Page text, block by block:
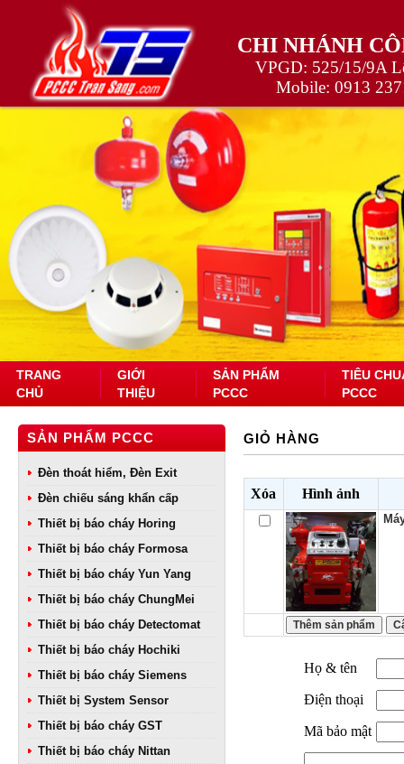
CHI NHÁNH
VPGD: 525/15/9A
Mobile: 0913
TRANG
CHỦ
GIỚI
THIỆU
SẢN PHẨM
PCCC
TIÊU
PCCC
SẢN PHẨM PCCC
Đèn thoát hiểm, Đèn Exit
Đèn chiếu sáng khẩn cấp
Thiết bị báo cháy Horing
Thiết bị báo cháy Formosa
Thiết bị báo cháy Yun Yang
Thiết bị báo cháy ChungMei
Thiết bị báo cháy Detectomat
Thiết bị báo cháy Hochiki
Thiết bị báo cháy Siemens
Thiết bị System Sensor
Thiết bị báo cháy GST
Thiết bị báo cháy Nittan
GIỎ HÀNG
Xóa Hình ảnh
Họ & tên
Điện thoại
Mã bảo mật